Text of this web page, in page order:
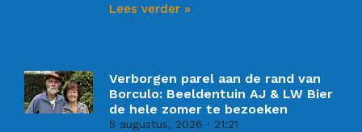
Lees verder »
Verborgen parel aan de rand van
Borculo: Beeldentuin AJ & LW Bier
de hele zomer te bezoeken
5 augustus, 2026 21:21